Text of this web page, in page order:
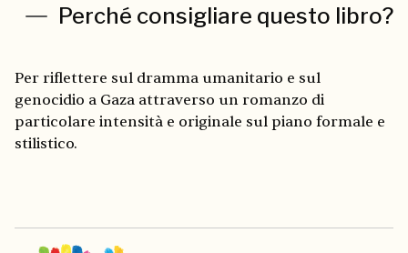
Perché consigliare questo libro?
Per riflettere sul dramma umanitario e sul
genocidio a Gaza attraverso un romanzo di
particolare intensità e originale sul piano formale e
stilistico.